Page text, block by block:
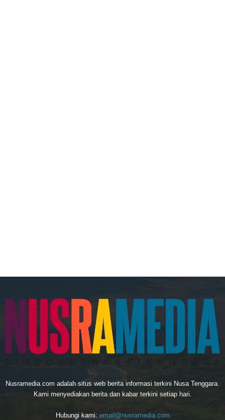
Nusramedia.com adalah situs web berita informasi terkini Nusa Tenggara.
Kami menyediakan berita dan kabar terkini setiap hari.
Hubungi kami: email@nusramedia.com